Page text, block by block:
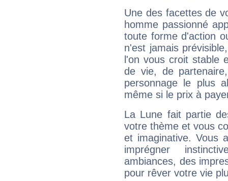
Une des facettes de
homme passionné
toute forme d'action
n'est jamais
l'on vous croit stable
de vie, de
personnage le plus
même si le prix à
La Lune fait partie
votre thème et vous
et imaginative. Vous
imprégner
ambiances, des
pour rêver votre vie